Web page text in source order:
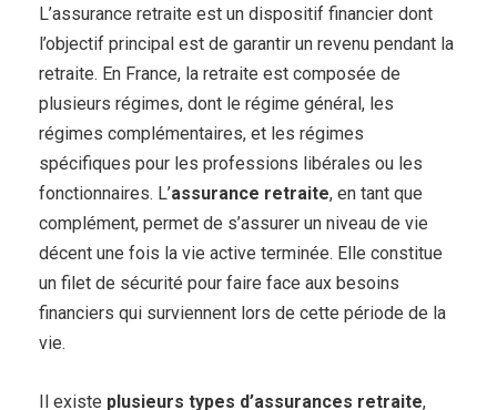
L’assurance retraite est un dispositif financier dont
l’objectif principal est de garantir un revenu pendant la
retraite. En France, la retraite est composée de
plusieurs régimes, dont le régime général, les
régimes complémentaires, et les régimes
spécifiques pour les professions libérales ou les
fonctionnaires. L’assurance retraite, en tant que
complément, permet de s’assurer un niveau de vie
décent une fois la vie active terminée. Elle constitue
un filet de sécurité pour faire face aux besoins
financiers qui surviennent lors de cette période de la
vie.
Il existe plusieurs types d’assurances retraite,